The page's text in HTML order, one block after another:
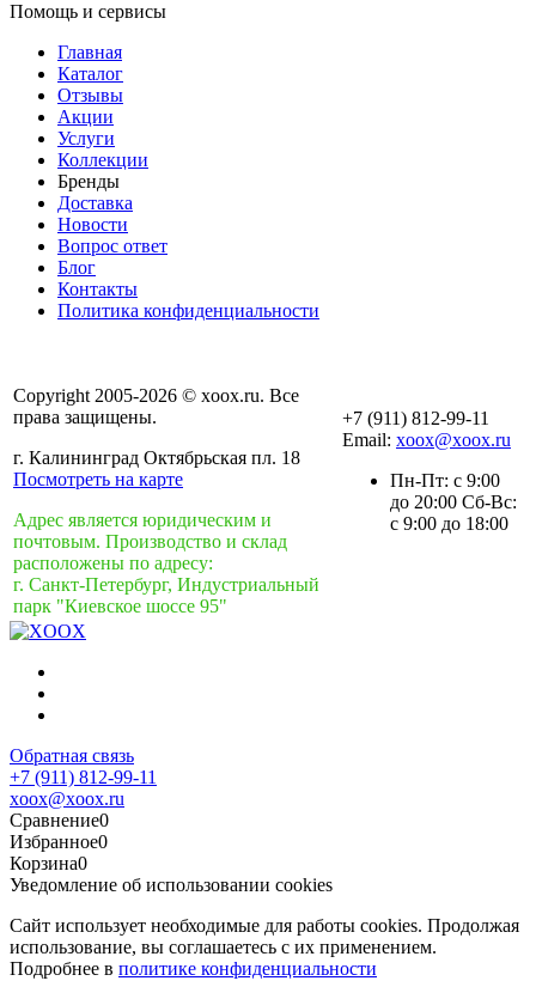
Помощь и сервисы
Главная
Каталог
Отзывы
Акции
Услуги
Коллекции
Бренды
Доставка
Новости
Вопрос ответ
Блог
Контакты
Политика конфиденциальности
Copyright 2005-2026 © xoox.ru. Все
права защищены.
г. Калининград Октябрьская пл. 18
Посмотреть на карте
Адрес является юридическим и
почтовым. Производство и склад
расположены по адресу:
г. Санкт-Петербург, Индустриальный
парк "Киевское шоссе 95"
+7 (911) 812-99-11
Email: xoox@xoox.ru
Пн-Пт: с 9:00
до 20:00 Сб-Вс:
с 9:00 до 18:00
Обратная связь
+7 (911) 812-99-11
xoox@xoox.ru
Сравнение0
Избранное0
Корзина0
Уведомление об использовании cookies
Сайт использует необходимые для работы cookies. Продолжая
использование, вы соглашаетесь с их применением.
Подробнее в политике конфиденциальности